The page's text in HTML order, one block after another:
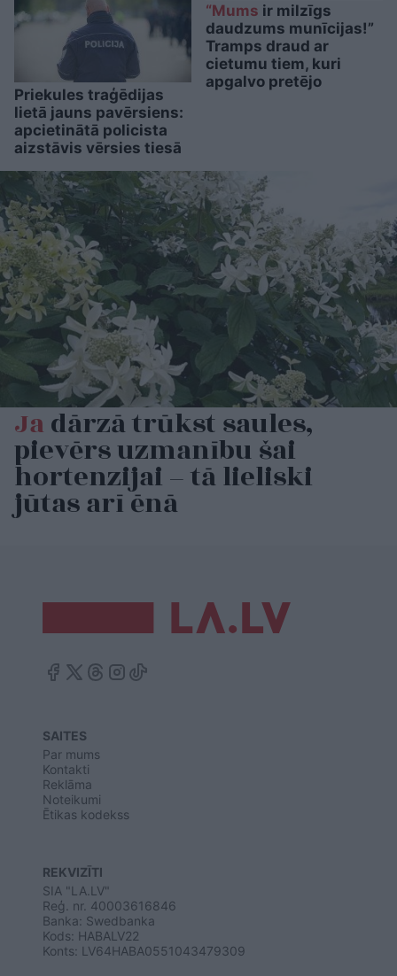
Priekules traģēdijas
lietā jauns pavērsiens:
apcietinātā policista
aizstāvis vērsies tiesā
“Mums ir milzīgs
daudzums munīcijas!”
Tramps draud ar
cietumu tiem, kuri
apgalvo pretējo
Jadārzā trūkst saules,
pievērs uzmanību šai
hortenzijai – tā lieliski
jūtas arī ēnā
SAITES
Par mums
Kontakti
Reklāma
Noteikumi
Ētikas kodekss
REKVIZĪTI
SIA "LA.LV"
Reģ. nr. 40003616846
Banka: Swedbanka
Kods: HABALV22
Konts: LV64HABA0551043479309